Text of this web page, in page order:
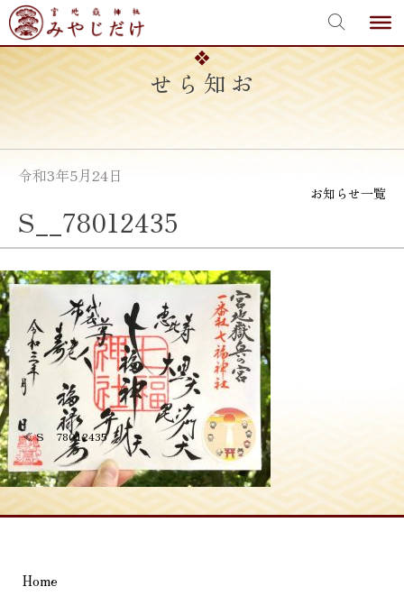
Skip
to
content
お知らせ
令和3年5月24日
お知らせ一覧
S__78012435
投
稿
ナ
ビ
ー
≪S__78012435
Home